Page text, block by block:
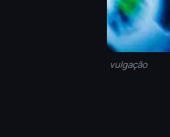
vulgação